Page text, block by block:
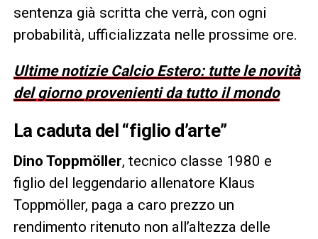
sentenza già scritta che verrà, con ogni
probabilità, ufficializzata nelle prossime ore.
Ultime notizie Calcio Estero: tutte le novità
del giorno provenienti da tutto il mondo
La caduta del “figlio d’arte”
Dino Toppmöller, tecnico classe 1980 e
figlio del leggendario allenatore Klaus
Toppmöller, paga a caro prezzo un
rendimento ritenuto non all’altezza delle